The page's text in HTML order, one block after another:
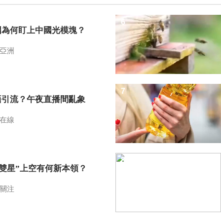
何盯上中國光模塊？
洲
流？午夜直播間亂象
線
星”上空有何新本領？
注
6
7
8